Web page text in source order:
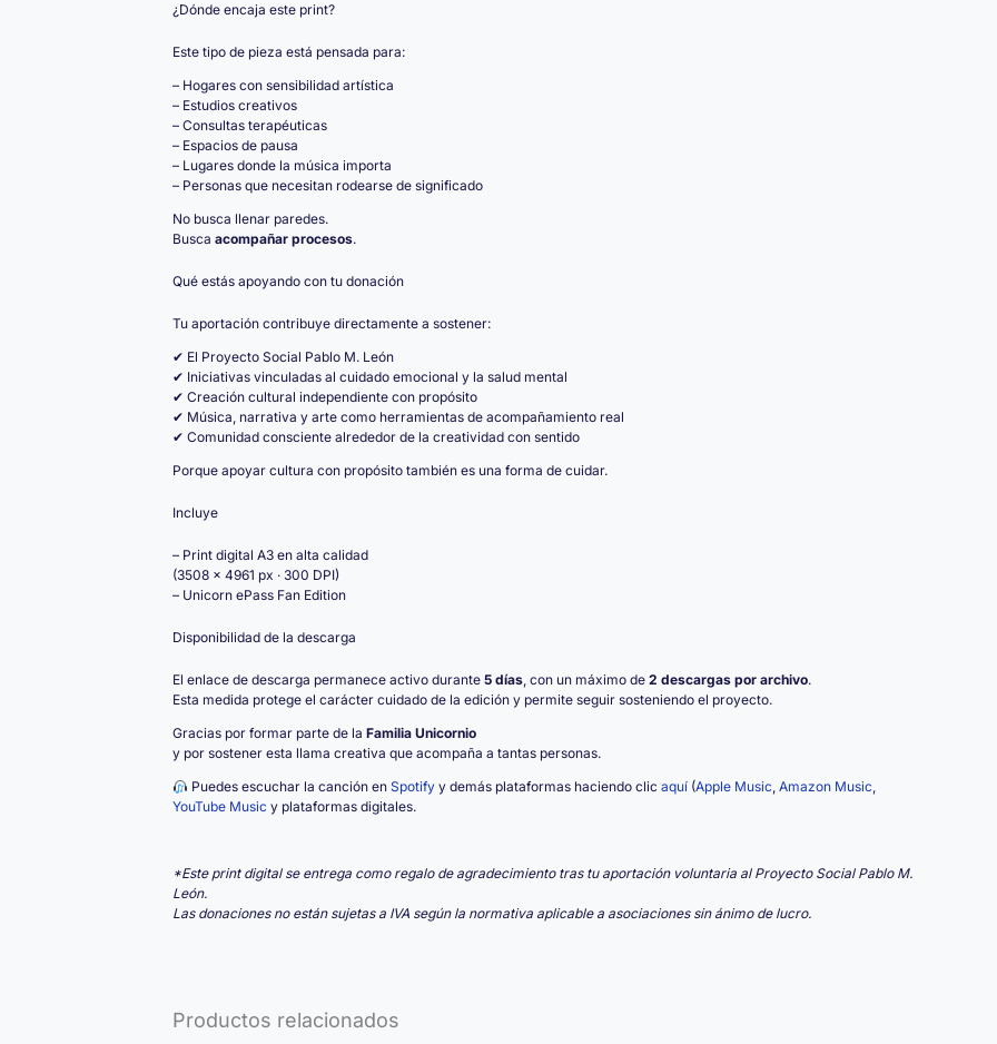
¿Dónde encaja este print?
Este tipo de pieza está pensada para:
– Hogares con sensibilidad artística
– Estudios creativos
– Consultas terapéuticas
– Espacios de pausa
– Lugares donde la música importa
– Personas que necesitan rodearse de significado
No busca llenar paredes.
Busca acompañar procesos.
Qué estás apoyando con tu donación
Tu aportación contribuye directamente a sostener:
✔ El Proyecto Social Pablo M. León
✔ Iniciativas vinculadas al cuidado emocional y la salud mental
✔ Creación cultural independiente con propósito
✔ Música, narrativa y arte como herramientas de acompañamiento real
✔ Comunidad consciente alrededor de la creatividad con sentido
Porque apoyar cultura con propósito también es una forma de cuidar.
Incluye
– Print digital A3 en alta calidad
(3508 × 4961 px · 300 DPI)
– Unicorn ePass Fan Edition
Disponibilidad de la descarga
El enlace de descarga permanece activo durante 5 días, con un máximo de 2 descargas por archivo.
Esta medida protege el carácter cuidado de la edición y permite seguir sosteniendo el proyecto.
Gracias por formar parte de la Familia Unicornio
y por sostener esta llama creativa que acompaña a tantas personas.
Puedes escuchar la canción en Spotifyy demás plataformas haciendo clic aquí(Apple Music, Amazon Music,
YouTube Music y plataformas digitales.
*Este print digital se entrega como regalo de agradecimiento tras tu aportación voluntaria al Proyecto Social Pablo M.
León.
Las donaciones no están sujetas a IVA según la normativa aplicable a asociaciones sin ánimo de lucro.
Productos relacionados